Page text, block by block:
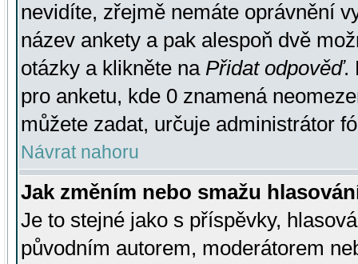
nevidíte, zřejmě nemáte oprávnění
název ankety a pak alespoň dvě
otázky a klikněte na Přidat odpověď.
pro anketu, kde 0 znamená
můžete zadat, určuje administrátor
Návrat nahoru
Jak změním nebo smažu
Je to stejné jako s příspěvky,
původním autorem, moderátorem